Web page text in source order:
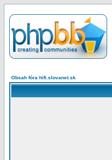
Obsah fóra hifi.slovanet.sk